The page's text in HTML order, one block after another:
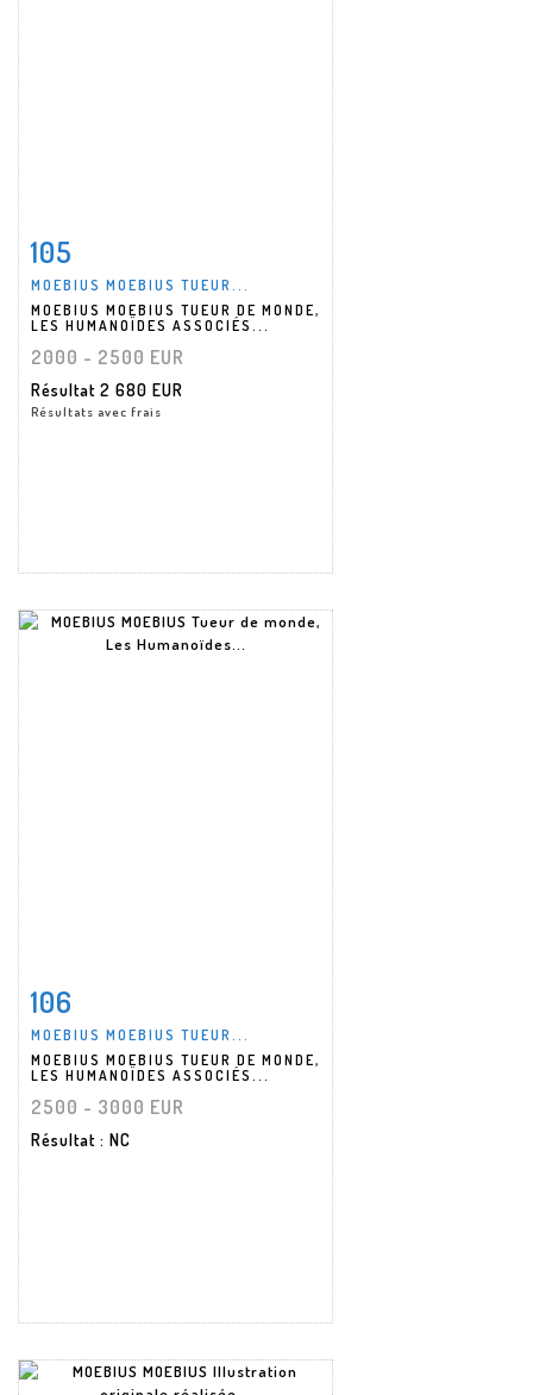
Fiche détaillée
105
MOEBIUS MOEBIUS TUEUR...
MOEBIUS MOEBIUS TUEUR DE MONDE,
LES HUMANOÏDES ASSOCIÉS...
2000 - 2500 EUR
Résultat 2 680 EUR
Résultats avec frais
Fiche détaillée
106
MOEBIUS MOEBIUS TUEUR...
MOEBIUS MOEBIUS TUEUR DE MONDE,
LES HUMANOÏDES ASSOCIÉS...
2500 - 3000 EUR
Résultat : NC